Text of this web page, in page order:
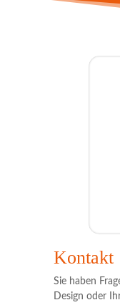
Kontakt
Sie haben
Design oder